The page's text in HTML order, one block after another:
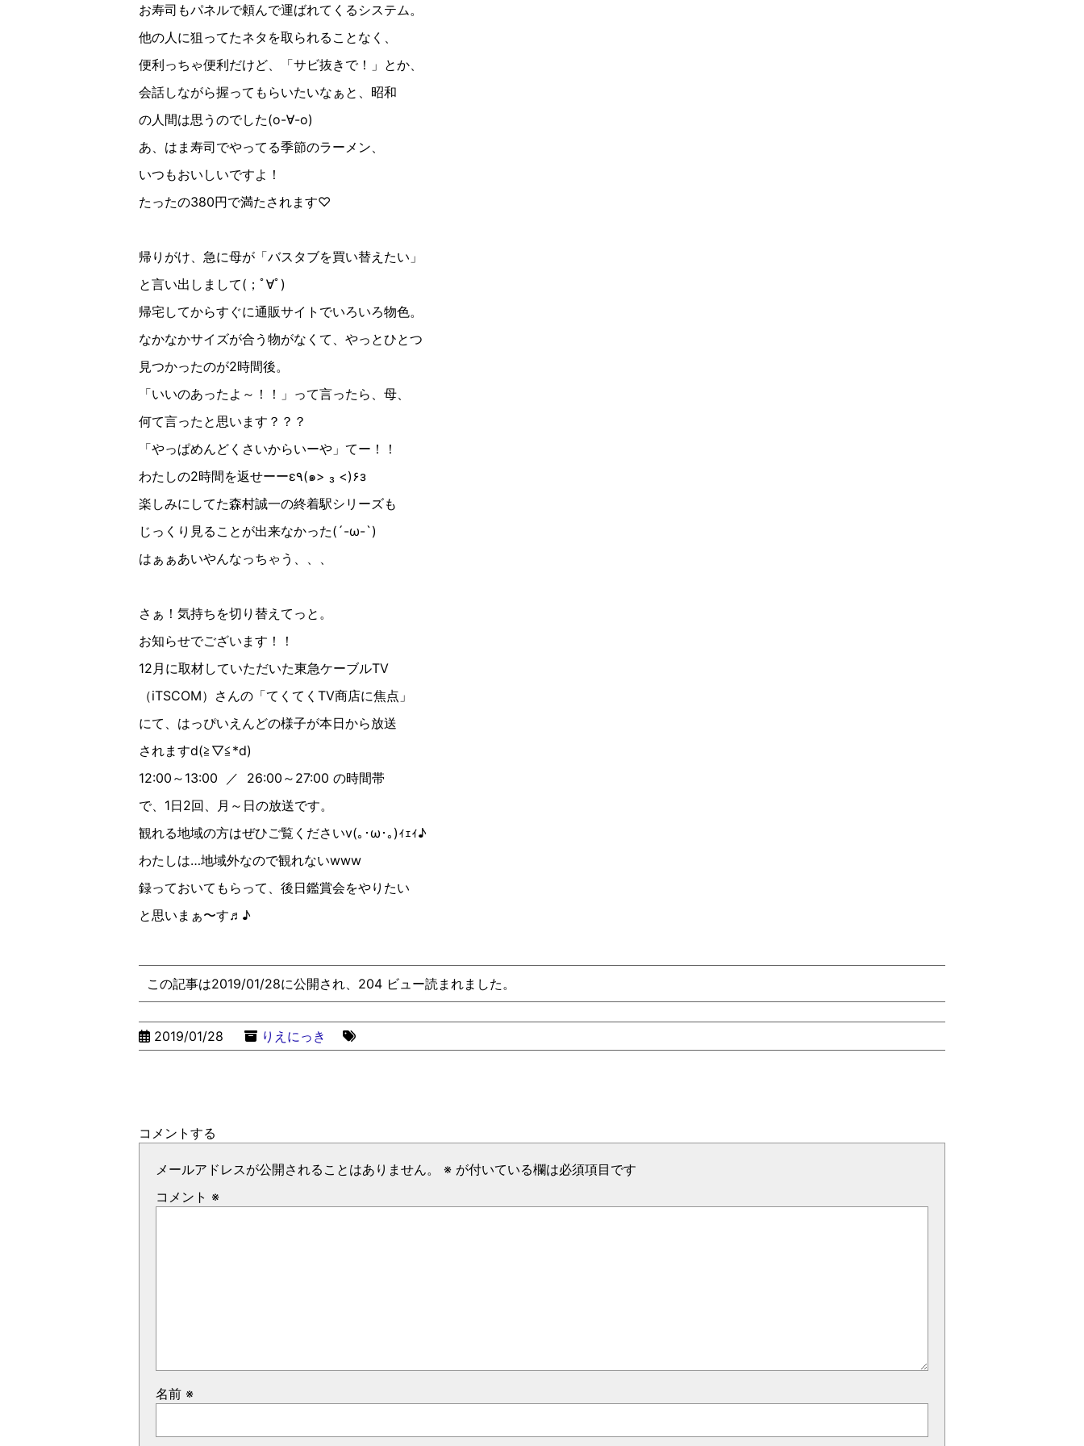
お寿司もパネルで頼んで運ばれてくるシステム。
他の人に狙ってたネタを取られることなく、
便利っちゃ便利だけど、「サビ抜きで！」とか、
会話しながら握ってもらいたいなぁと、昭和
の人間は思うのでした(o-∀︎-o)
あ、はま寿司でやってる季節のラーメン、
いつもおいしいですよ！
たったの380円で満たされます♡
帰りがけ、急に母が「バスタブを買い替えたい」
と言い出しまして(；ﾟ∀ﾟ︎)
帰宅してからすぐに通販サイトでいろいろ物色。
なかなかサイズが合う物がなくて、やっとひとつ
見つかったのが2時間後。
「いいのあったよ～！！」って言ったら、母、
何て言ったと思います？？？
「やっぱめんどくさいからいーや」てー！！
わたしの2時間を返せーーε٩(๑> ₃ <)۶з
楽しみにしてた森村誠一の終着駅シリーズも
じっくり見ることが出来なかった(´-ω-`)
はぁぁあいやんなっちゃう、、、
さぁ！気持ちを切り替えてっと。
お知らせでございます！！
12月に取材していただいた東急ケーブルTV
（iTSCOM）さんの「てくてくTV商店に焦点」
にて、はっぴいえんどの様子が本日から放送
されますd(≧︎▽︎≦︎*d)
12:00～13:00 ／ 26:00～27:00 の時間帯
で、1日2回、月～日の放送です。
観れる地域の方はぜひご覧くださいv(｡･ω･｡)ｨｪｨ♪︎
わたしは…地域外なので観れないwww
録っておいてもらって、後日鑑賞会をやりたい
と思いまぁ〜す♬♪
この記事は2019/01/28に公開され、204 ビュー読まれました。
2019/01/28 りえにっき
コメントする
メールアドレスが公開されることはありません。 ※ が付いている欄は必須項目です
コメント ※
名前 ※